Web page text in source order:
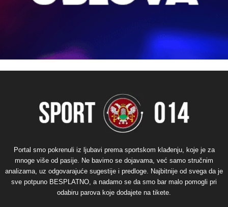
Portal smo pokrenuli iz ljubavi prema sportskom klađenju, koje je za
mnoge više od pasije. Ne bavimo se dojavama, već samo stručnim
analizama, uz odgovarajuće sugestije i predloge. Najbitnije od svega da je
sve potpuno BESPLATNO, a nadamo se da smo bar malo pomogli pri
odabiru parova koje dodajete na tikete.